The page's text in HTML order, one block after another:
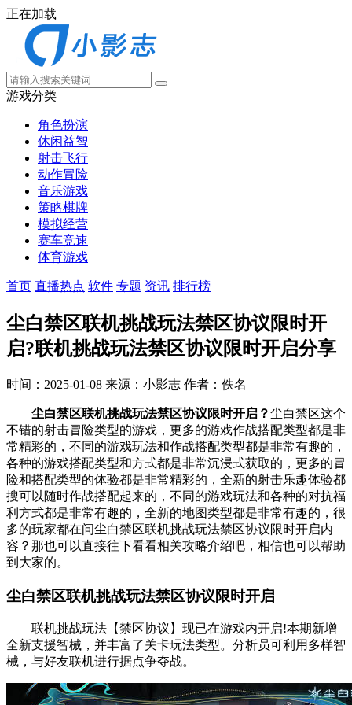
正在加载
游戏分类
角色扮演
休闲益智
射击飞行
动作冒险
音乐游戏
策略棋牌
模拟经营
赛车竞速
体育游戏
首页 直播热点 软件 专题 资讯 排行榜
尘白禁区联机挑战玩法禁区协议限时开
启?联机挑战玩法禁区协议限时开启分享
时间：2025-01-08 来源：小影志 作者：佚名
尘白禁区联机挑战玩法禁区协议限时开启？尘白禁区这个
不错的射击冒险类型的游戏，更多的游戏作战搭配类型都是非
常精彩的，不同的游戏玩法和作战搭配类型都是非常有趣的，
各种的游戏搭配类型和方式都是非常沉浸式获取的，更多的冒
险和搭配类型的体验都是非常精彩的，全新的射击乐趣体验都
搜可以随时作战搭配起来的，不同的游戏玩法和各种的对抗福
利方式都是非常有趣的，全新的地图类型都是非常有趣的，很
多的玩家都在问尘白禁区联机挑战玩法禁区协议限时开启内
容？那也可以直接往下看看相关攻略介绍吧，相信也可以帮助
到大家的。
尘白禁区联机挑战玩法禁区协议限时开启
联机挑战玩法【禁区协议】现已在游戏内开启!本期新增
全新支援智械，并丰富了关卡玩法类型。分析员可利用多样智
械，与好友联机进行据点争夺战。